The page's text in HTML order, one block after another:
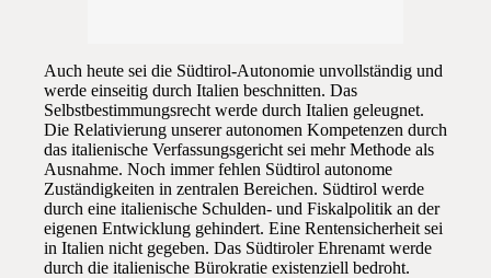
Auch heute sei die Südtirol-Autonomie unvollständig und
werde einseitig durch Italien beschnitten. Das
Selbstbestimmungsrecht werde durch Italien geleugnet.
Die Relativierung unserer autonomen Kompetenzen durch
das italienische Verfassungsgericht sei mehr Methode als
Ausnahme. Noch immer fehlen Südtirol autonome
Zuständigkeiten in zentralen Bereichen. Südtirol werde
durch eine italienische Schulden- und Fiskalpolitik an der
eigenen Entwicklung gehindert. Eine Rentensicherheit sei
in Italien nicht gegeben. Das Südtiroler Ehrenamt werde
durch die italienische Bürokratie existenziell bedroht.